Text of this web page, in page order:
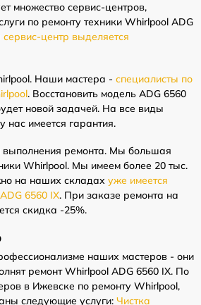
множество сервис-центров,
по ремонту техники Whirlpool ADG
центр выделяется
Наши мастера - специалисты по
. Восстановить модель ADG 6560
новой задачей. На все виды
нас имеется гарантия.
ремонта. Мы большая
Whirlpool. Мы имеем более 20 тыс.
на наших складах уже имеется
6560 IX. При заказе ремонта на
скидка -25%.
наших мастеров - они
ремонт Whirlpool ADG 6560 IX. По
в Ижевске по ремонту Whirlpool,
следующие услуги: Чистка